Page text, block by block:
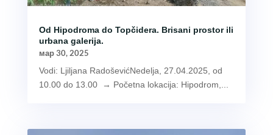
Od Hipodroma do Topčidera. Brisani prostor ili
urbana galerija.
мар 30, 2025
Vodi: Ljiljana RadoševićNedelja, 27.04.2025, od
10.00 do 13.00 → Početna lokacija: Hipodrom,...